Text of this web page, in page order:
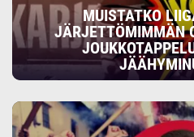
MUISTATKO
JÄRJETTÖMIMMÄN